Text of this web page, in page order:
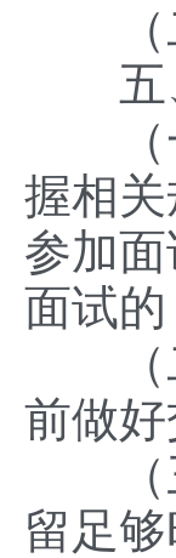
（二
五
（一
握相
参加
面试
（二
前做
（三
留足够